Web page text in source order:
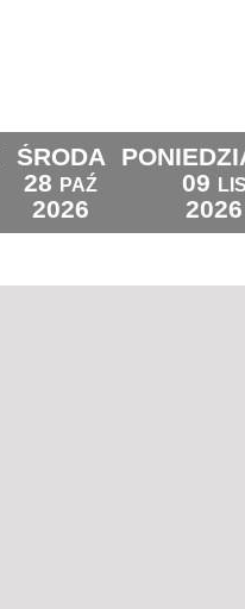
ŚRODA
28 PAŹ
2026
09 LIS
2026